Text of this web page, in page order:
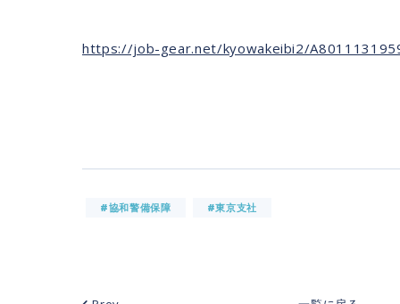
https://job-gear.net/kyowakeibi2/
#協和警備保障 #東京支社